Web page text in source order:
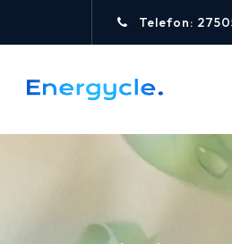
Telefon: